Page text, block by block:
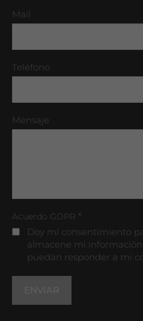
Mail
Teléfono
Mensaje
Acuerdo GDPR *
Doy mi consentimiento
almacene mi
puedan responder a mi